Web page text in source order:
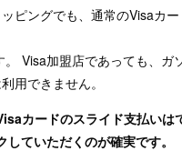
ピングでも、通常のVisaカ
Visa加盟店であっても、
用できません。
カードのスライド支払い
ていただくのが確実です。